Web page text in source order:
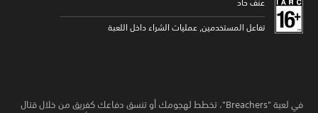
عنف حاد
تفاعل المستخدمين, عمليات الشراء داخل اللعبة
في لعبة "Breachers"، تخطط لهجومك أو تنسق دفاعك كفريق من خلال قتال